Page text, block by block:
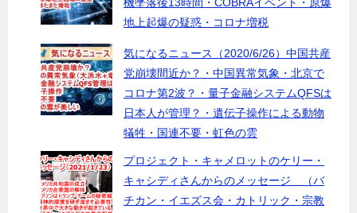
地上起爆の疑惑・コロナ増税
気になるニュース（2020/6/26）中国共産
党崩壊間近か？・中国異常気象・北京で
コロナ第2波？・量子金融システムQFSは
日本人が管理？・遺伝子操作による動物
犠牲・国連不要・虹色の雲
プロジェクト・キャメロットのケリー・
キャシディさんからのメッセージ （バ
チカン・イエズス会・カトリック・宗教